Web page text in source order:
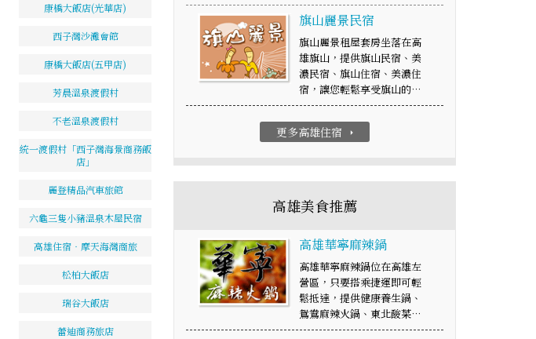
康橋大飯店(光華店)
西子灣沙灘會館
康橋大飯店(五甲店)
芳晨溫泉渡假村
不老溫泉渡假村
統一渡假村「西子灣海景商務飯
店」
麗登精品汽車旅館
六龜三隻小豬溫泉木屋民宿
高雄住宿‧摩天海灣商旅
松柏大飯店
瑞谷大飯店
蕾迪商務旅店
旗山麗景民宿
旗山麗景租屋套房坐落在高
雄旗山，提供旗山民宿、美
濃民宿、旗山住宿、美濃住
宿，讓您輕鬆享受旗山的…
更多高雄住宿 arrow_right
高雄美食推薦
高雄華寧麻辣鍋
高雄華寧麻辣鍋位在高雄左
營區，只要搭乘捷運即可輕
鬆抵達，提供健康養生鍋、
鴛鴦麻辣火鍋、東北酸菜…